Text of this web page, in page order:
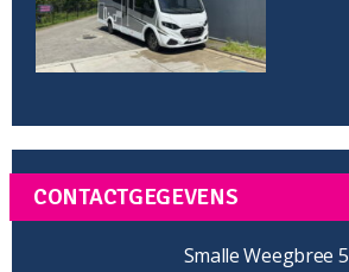
CONTACTGEGEVENS
Smalle Weegbree 5